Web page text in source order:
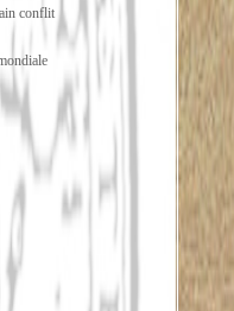
conflit